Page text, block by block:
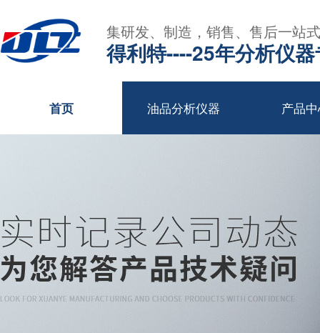
集研发、制造，销售、售后一站
得利特----25年分析仪
首页 油品分析仪器 产品